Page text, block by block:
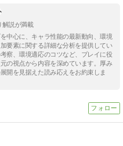
解説が満載
中心に、キャラ性能の最新動向、環境
要素に関する詳細な分析を提供してい
察、環境適応のコツなど、プレイに役
の視点から内容を深めています。厚み
開を見据えた読み応えをお約束しま